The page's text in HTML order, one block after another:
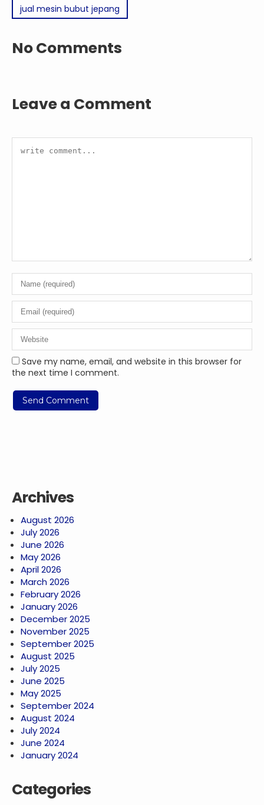
jual mesin bubut jepang
No Comments
Leave a Comment
Save my name, email, and website in this browser for
the next time I comment.
Archives
August 2026
July 2026
June 2026
May 2026
April 2026
March 2026
February 2026
January 2026
December 2025
November 2025
September 2025
August 2025
July 2025
June 2025
May 2025
September 2024
August 2024
July 2024
June 2024
January 2024
Categories